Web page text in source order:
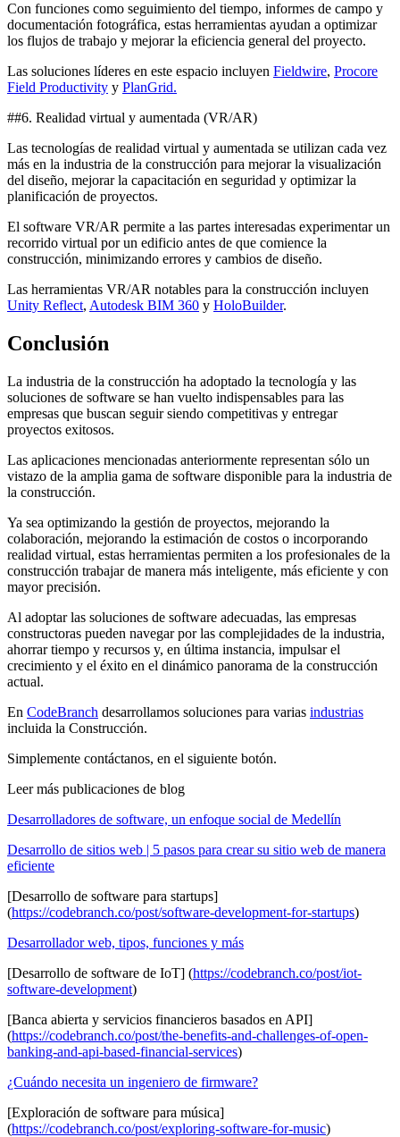
Con funciones como seguimiento del tiempo, informes de campo y
documentación fotográfica, estas herramientas ayudan a optimizar
los flujos de trabajo y mejorar la eficiencia general del proyecto.
Las soluciones líderes en este espacio incluyen Fieldwire, Procore
Field Productivity y PlanGrid.
##6. Realidad virtual y aumentada (VR/AR)
Las tecnologías de realidad virtual y aumentada se utilizan cada vez
más en la industria de la construcción para mejorar la visualización
del diseño, mejorar la capacitación en seguridad y optimizar la
planificación de proyectos.
El software VR/AR permite a las partes interesadas experimentar un
recorrido virtual por un edificio antes de que comience la
construcción, minimizando errores y cambios de diseño.
Las herramientas VR/AR notables para la construcción incluyen
Unity Reflect, Autodesk BIM 360 y HoloBuilder.
Conclusión
La industria de la construcción ha adoptado la tecnología y las
soluciones de software se han vuelto indispensables para las
empresas que buscan seguir siendo competitivas y entregar
proyectos exitosos.
Las aplicaciones mencionadas anteriormente representan sólo un
vistazo de la amplia gama de software disponible para la industria de
la construcción.
Ya sea optimizando la gestión de proyectos, mejorando la
colaboración, mejorando la estimación de costos o incorporando
realidad virtual, estas herramientas permiten a los profesionales de la
construcción trabajar de manera más inteligente, más eficiente y con
mayor precisión.
Al adoptar las soluciones de software adecuadas, las empresas
constructoras pueden navegar por las complejidades de la industria,
ahorrar tiempo y recursos y, en última instancia, impulsar el
crecimiento y el éxito en el dinámico panorama de la construcción
actual.
En CodeBranch desarrollamos soluciones para varias industrias
incluida la Construcción.
Simplemente contáctanos, en el siguiente botón.
Leer más publicaciones de blog
Desarrolladores de software, un enfoque social de Medellín
Desarrollo de sitios web | 5 pasos para crear su sitio web de manera
eficiente
[Desarrollo de software para startups]
(https://codebranch.co/post/software-development-for-startups)
Desarrollador web, tipos, funciones y más
[Desarrollo de software de IoT] (https://codebranch.co/post/iot-
software-development)
[Banca abierta y servicios financieros basados ​​en API]
(https://codebranch.co/post/the-benefits-and-challenges-of-open-
banking-and-api-based-financial-services)
¿Cuándo necesita un ingeniero de firmware?
[Exploración de software para música]
(https://codebranch.co/post/exploring-software-for-music)